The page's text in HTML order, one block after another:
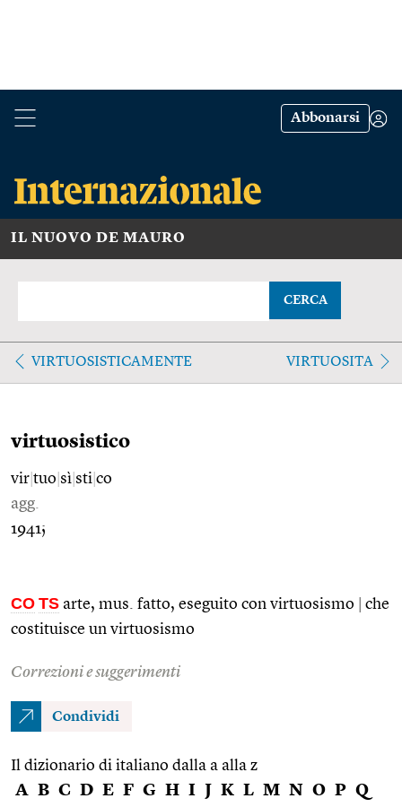
Abbonarsi
IL NUOVO DE MAURO
CERCA
VIRTUOSISTICAMENTE VIRTUOSITA
virtuosistico
vir tuo sì sti co
agg.
1941;
CO TS arte, mus. fatto, eseguito con virtuosismo
che
costituisce un virtuosismo
Correzioni e suggerimenti
Condividi
Il dizionario di italiano dalla a alla z
A B C D E F G H I J K L M N O P Q